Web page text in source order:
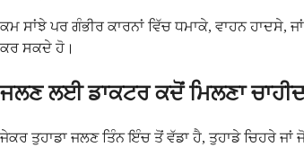
ਕਮ ਸਾਂਝੇ ਪਰ ਗੰਭੀਰ ਕਾਰਨਾਂ ਵਿੱਚ ਧਮਾਕੇ, ਵਾਹਨ
ਕਰ ਸਕਦੇ ਹੋ।
ਜਲਣ ਲਈ ਡਾਕਟਰ ਕਦੋਂ ਮਿਲਣਾ
ਜੇਕਰ ਤੁਹਾਡਾ ਜਲਣ ਤਿੰਨ ਇੰਚ ਤੋਂ ਵੱਡਾ ਹੈ, ਤੁਹਾਡੇ ਚਿਹਰੇ ਜਾਂ